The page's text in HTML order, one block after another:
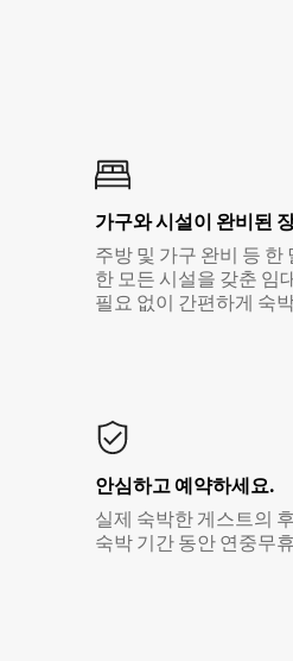
가구와 시설이 완비된
주방 및 가구 완비 등 한
한 모든 시설을 갖춘 임
필요 없이 간편하게 숙
안심하고 예약하세요.
실제 숙박한 게스트의
숙박 기간 동안 연중무